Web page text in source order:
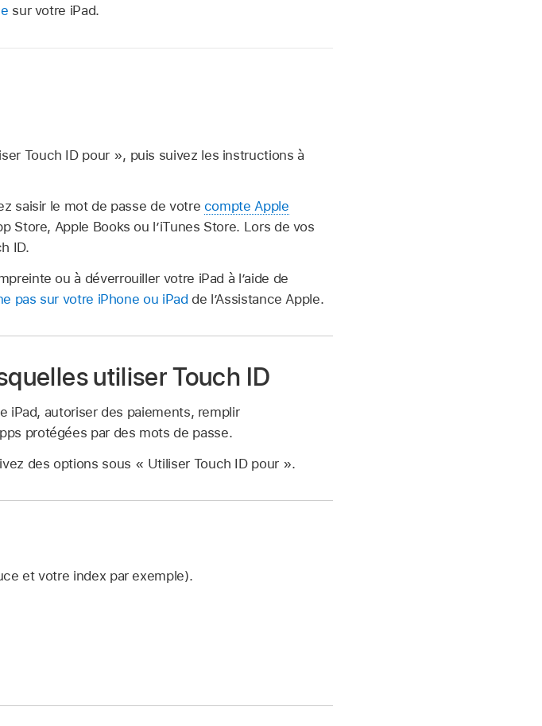
sur votre iPad.
Touch ID pour », puis suivez les instructions à
saisir le mot de passe de votre compte Apple
Store, Apple Books ou l’iTunes Store. Lors de vos
ID.
ou à déverrouiller votre iPad à l’aide de
pas sur votre iPhone ou iPad de l’Assistance Apple.
utiliser Touch ID
iPad, autoriser des paiements, remplir
protégées par des mots de passe.
des options sous « Utiliser Touch ID pour ».
et votre index par exemple).